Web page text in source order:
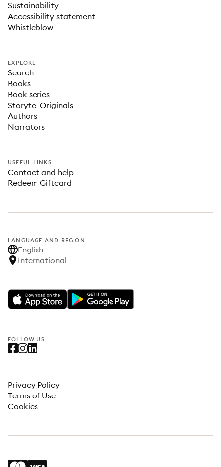
Sustainability
Accessibility statement
Whistleblow
EXPLORE
Search
Books
Book series
Storytel Originals
Authors
Narrators
USEFUL LINKS
Contact and help
Redeem Giftcard
LANGUAGE AND REGION
English
International
FOLLOW US
Privacy Policy
Terms of Use
Cookies